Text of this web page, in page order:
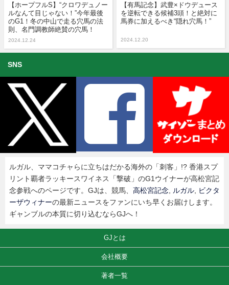
【ホープフルS】“クロワデュノー
ルなんて目じゃない！”今年最後
のG1！冬の中山で走る穴馬の法
則、名門調教師絶賛の穴馬！
2024.12.24
【有馬記念】武豊×ドウデュース
を逆転できる候補3頭！と絶対に
馬券に加えるべき“隠れ穴馬！”
2024.12.20
SNS
ルガル、ママコチャらに立ちはだかる海外の「刺客」!? 香港スプ
リント覇者ラッキースワイネス「撃破」のG1ウイナーが高松宮記
念参戦へのページです。GJは、競馬、 高松宮記念 ルガル
ビクタ
ーザウィナーの最新ニュースをファンにいち早くお届けします。
ギャンブルの本質に切り込むならGJへ！
GJとは
会社概要
著者一覧